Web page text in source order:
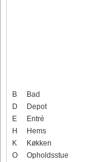
B
Bad
D
Depot
E
Entré
H
Hems
K
Køkken
O
Opholdsstue